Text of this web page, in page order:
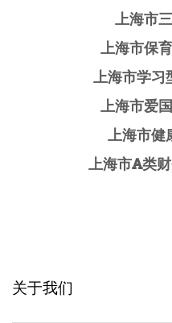
上海市
上海市保
上海市学习
上海市爱
上海市健
上海市A类
关于我们